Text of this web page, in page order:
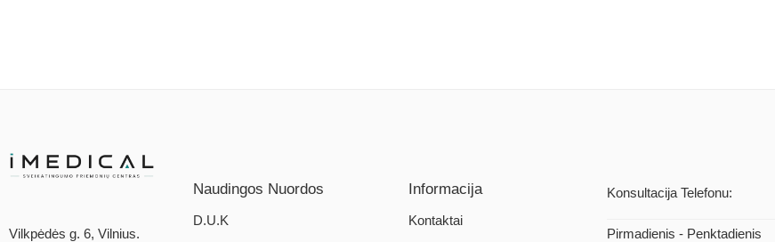
Vilkpėdės g. 6, Vilnius.
Naudingos Nuordos
D.U.K
Informacija
Kontaktai
Konsultacija Telefonu:
Pirmadienis - Penktadienis